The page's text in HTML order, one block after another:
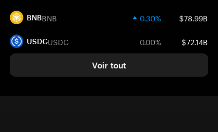
BNBBNB 0.30% $78.99B
USDCUSDC 0.00% $72.14B
Voir tout